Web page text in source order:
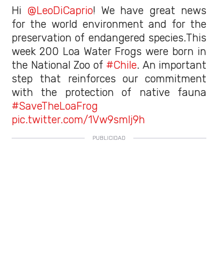
Hi @LeoDiCaprio! We have great news
for the world environment and for the
preservation of endangered species.This
week 200 Loa Water Frogs were born in
the National Zoo of #Chile. An important
step that reinforces our commitment
with the protection of native fauna
#SaveTheLoaFrog
pic.twitter.com/1Vw9smlj9h